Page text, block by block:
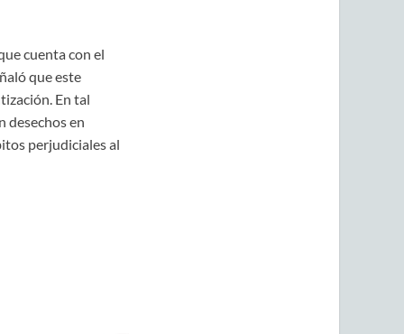
cuenta con el
que este
En tal
desechos en
perjudiciales al